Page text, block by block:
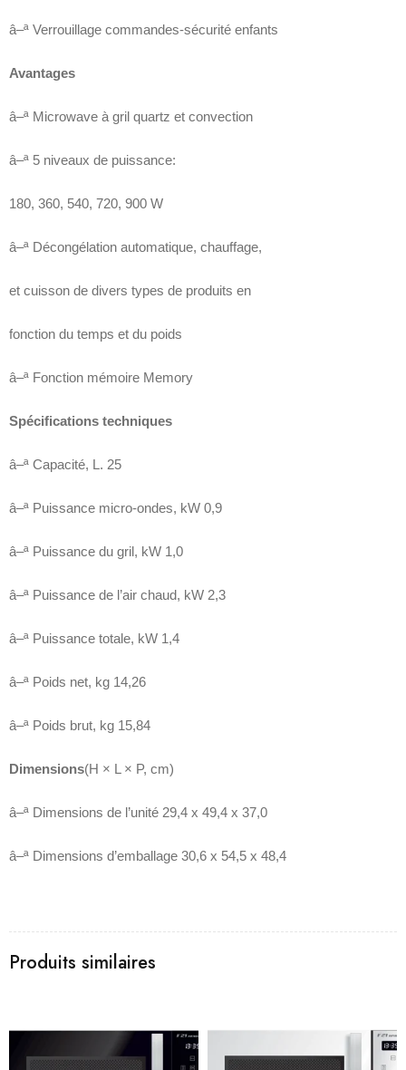
â–ª Verrouillage commandes-sécurité enfants
Avantages
â–ª Microwave à gril quartz et convection
â–ª 5 niveaux de puissance:
180, 360, 540, 720, 900 W
â–ª Décongélation automatique, chauffage,
et cuisson de divers types de produits en
fonction du temps et du poids
â–ª Fonction mémoire Memory
Spécifications techniques
â–ª Capacité, L. 25
â–ª Puissance micro-ondes, kW 0,9
â–ª Puissance du gril, kW 1,0
â–ª Puissance de l’air chaud, kW 2,3
â–ª Puissance totale, kW 1,4
â–ª Poids net, kg 14,26
â–ª Poids brut, kg 15,84
Dimensions(H × L × P, cm)
â–ª Dimensions de l’unité 29,4 x 49,4 x 37,0
â–ª Dimensions d’emballage 30,6 x 54,5 x 48,4
Produits similaires